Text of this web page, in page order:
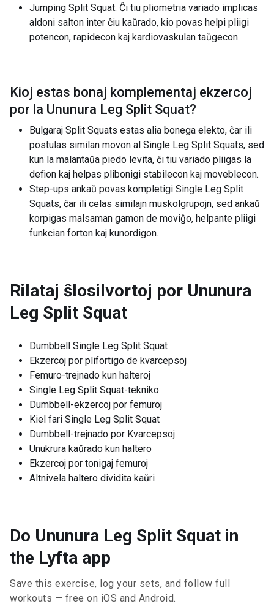
Jumping Split Squat: Ĉi tiu pliometria variado implicas
aldoni salton inter ĉiu kaŭrado, kio povas helpi pliigi
potencon, rapidecon kaj kardiovaskulan taŭgecon.
Kioj estas bonaj komplementaj ekzercoj
por la Ununura Leg Split Squat?
Bulgaraj Split Squats estas alia bonega elekto, ĉar ili
postulas similan movon al Single Leg Split Squats, sed
kun la malantaŭa piedo levita, ĉi tiu variado pliigas la
defion kaj helpas plibonigi stabilecon kaj moveblecon.
Step-ups ankaŭ povas kompletigi Single Leg Split
Squats, ĉar ili celas similajn muskolgrupojn, sed ankaŭ
korpigas malsaman gamon de moviĝo, helpante pliigi
funkcian forton kaj kunordigon.
Rilataj ŝlosilvortoj por Ununura
Leg Split Squat
Dumbbell Single Leg Split Squat
Ekzercoj por plifortigo de kvarcepsoj
Femuro-trejnado kun halteroj
Single Leg Split Squat-tekniko
Dumbbell-ekzercoj por femuroj
Kiel fari Single Leg Split Squat
Dumbbell-trejnado por Kvarcepsoj
Unukrura kaŭrado kun haltero
Ekzercoj por tonigaj femuroj
Altnivela haltero dividita kaŭri
Do Ununura Leg Split Squat in
the Lyfta app
Save this exercise, log your sets, and follow full
workouts — free on iOS and Android.